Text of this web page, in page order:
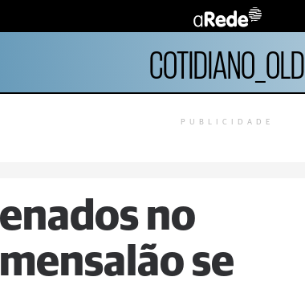
COTIDIANO_OLD
PUBLICIDADE
no
se